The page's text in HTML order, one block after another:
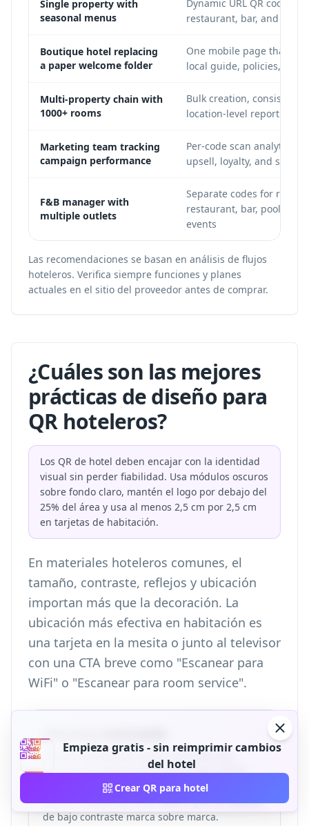
Single property with
seasonal menus
Dynamic URL QR codes
restaurant, bar, and
Boutique hotel replacing
a paper welcome folder
One mobile page that
local guide, policies, and
Multi-property chain with
1000+ rooms
Bulk creation, consistent
location-level reporting
Marketing team tracking
campaign performance
Per-code scan analytics
upsell, loyalty, and
F&B manager with
multiple outlets
Separate codes for room
restaurant, bar, pool,
events
Las recomendaciones se basan en análisis de flujos
hoteleros. Verifica siempre funciones y planes
actuales en el sitio del proveedor antes de comprar.
¿Cuáles son las mejores
prácticas de diseño para
QR hoteleros?
Los QR de hotel deben encajar con la identidad
visual sin perder fiabilidad. Usa módulos oscuros
sobre fondo claro, mantén el logo por debajo del
25% del área y usa al menos 2,5 cm por 2,5 cm
en tarjetas de habitación.
En materiales hoteleros comunes, el
tamaño, contraste, reflejos y ubicación
importan más que la decoración. La
ubicación más efectiva en habitación es
una tarjeta en la mesita o junto al televisor
con una CTA breve como "Escanear para
WiFi" o "Escanear para room service".
Adapta la paleta de colores del hotel solo
cuando el contraste de escaneo siga siendo
sólido. Los módulos QR oscuros sobre un panel
blanco o crema son más fiables que los diseños
de bajo contraste marca sobre marca.
Empieza gratis - sin reimprimir cambios
del hotel
Crear QR para hotel